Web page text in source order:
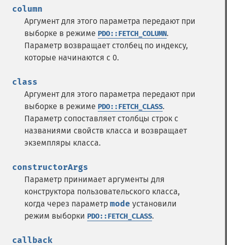
column
Аргумент для этого параметра передают при
выборке в режиме PDO::FETCH_COLUMN.
Параметр возвращает столбец по индексу,
которые начинаются с 0.
class
Аргумент для этого параметра передают при
выборке в режиме PDO::FETCH_CLASS.
Параметр сопоставляет столбцы строк с
названиями свойств класса и возвращает
экземпляры класса.
constructorArgs
Параметр принимает аргументы для
конструктора пользовательского класса,
когда через параметр mode установили
режим выборки PDO::FETCH_CLASS.
callback